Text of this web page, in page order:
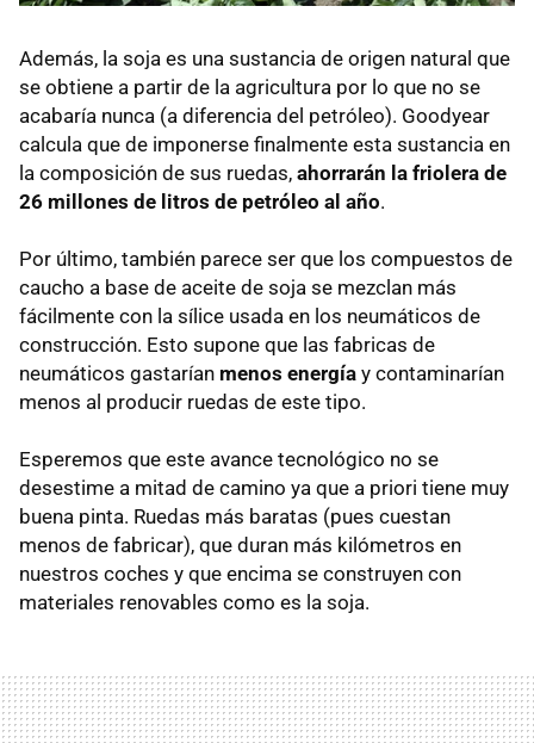
Además, la soja es una sustancia de origen natural que
se obtiene a partir de la agricultura por lo que no se
acabaría nunca (a diferencia del petróleo). Goodyear
calcula que de imponerse finalmente esta sustancia en
la composición de sus ruedas, ahorrarán la friolera de
26 millones de litros de petróleo al año.
Por último, también parece ser que los compuestos de
caucho a base de aceite de soja se mezclan más
fácilmente con la sílice usada en los neumáticos de
construcción. Esto supone que las fabricas de
neumáticos gastarían menos energía y contaminarían
menos al producir ruedas de este tipo.
Esperemos que este avance tecnológico no se
desestime a mitad de camino ya que a priori tiene muy
buena pinta. Ruedas más baratas (pues cuestan
menos de fabricar), que duran más kilómetros en
nuestros coches y que encima se construyen con
materiales renovables como es la soja.